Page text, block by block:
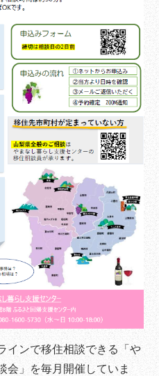
インで移住相談できる「や
会」を毎月開催していま